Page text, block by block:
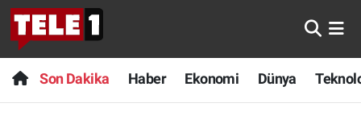
Son Dakika Haber Ekonomi Dünya
Anında Manşet
Başka Sohbetler
Son Dakika
Haber
Nöbetçi Eczaneler
Hava Durumu